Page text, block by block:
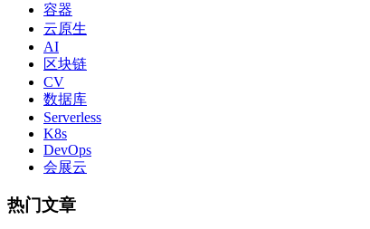
容器
云原生
AI
区块链
CV
数据库
Serverless
K8s
DevOps
会展云
热门文章